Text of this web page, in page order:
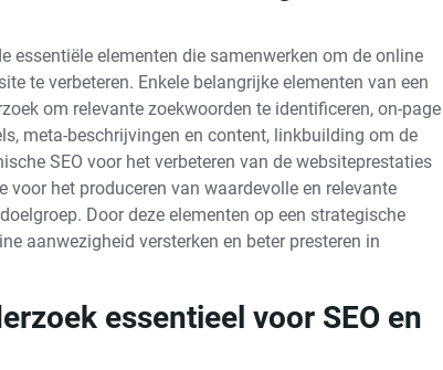
essentiële elementen die samenwerken om de online
te verbeteren. Enkele belangrijke elementen van een
om relevante zoekwoorden te identificeren, on-page
meta-beschrijvingen en content, linkbuilding om de
SEO voor het verbeteren van de websiteprestaties
voor het produceren van waardevolle en relevante
Door deze elementen op een strategische
aanwezigheid versterken en beter presteren in
essentieel voor SEO en